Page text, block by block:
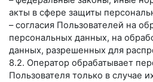
акты в сфере защиты
– согласия Пользователей на
персональных данных, на
данных, разрешенных для
8.2. Оператор обрабатывает
Пользователя только в случае